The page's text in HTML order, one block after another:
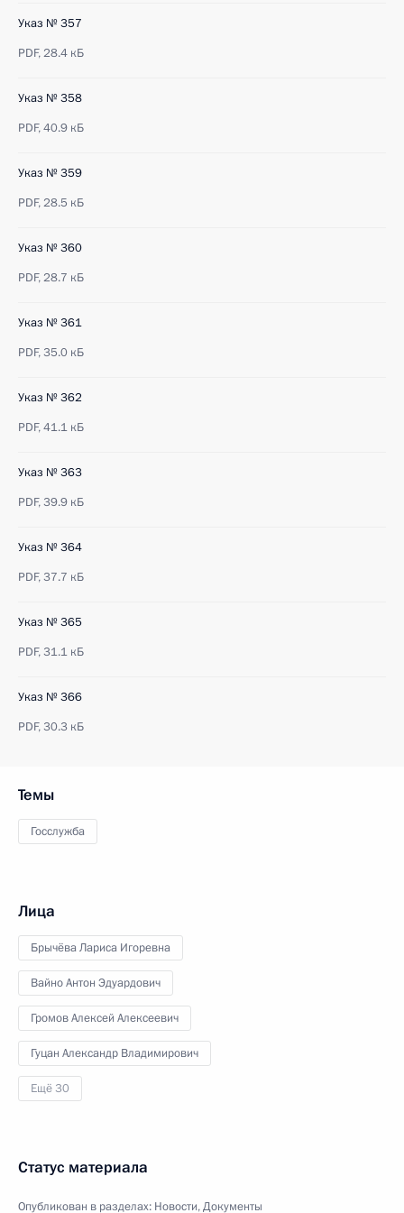
Указ № 357
PDF,28.4 кБ
Указ № 358
PDF,40.9 кБ
Указ № 359
PDF,28.5 кБ
Указ № 360
PDF,28.7 кБ
Указ № 361
PDF,35.0 кБ
Указ № 362
PDF,41.1 кБ
Указ № 363
PDF,39.9 кБ
Указ № 364
PDF,37.7 кБ
Указ № 365
PDF,31.1 кБ
Указ № 366
PDF,30.3 кБ
Темы
Госслужба
Лица
Брычёва Лариса Игоревна
Вайно Антон Эдуардович
Громов Алексей Алексеевич
Гуцан Александр Владимирович
Ещё 30
Статус материала
Опубликован в разделах: Новости,Документы